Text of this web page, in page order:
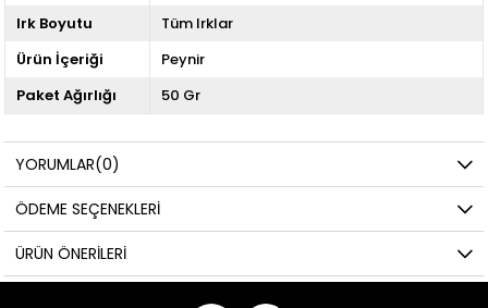
Irk Boyutu
Tüm Irklar
Ürün İçeriği
Peynir
Paket Ağırlığı
50 Gr
YORUMLAR(0)
ÖDEME SEÇENEKLERI
ÜRÜN ÖNERILERI